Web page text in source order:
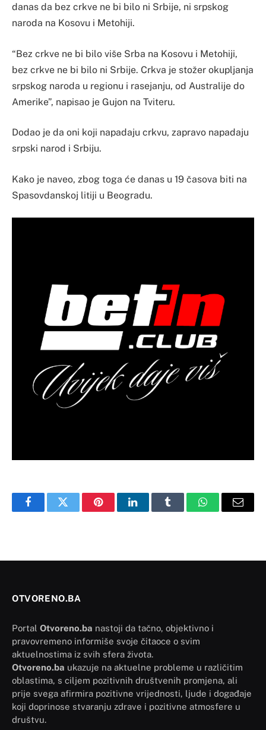
danas da bez crkve ne bi bilo ni Srbije, ni srpskog
naroda na Kosovu i Metohiji.
“Bez crkve ne bi bilo više Srba na Kosovu i Metohiji,
bez crkve ne bi bilo ni Srbije. Crkva je stožer okupljanja
srpskog naroda u regionu i rasejanju, od Australije do
Amerike”, napisao je Gujon na Tviteru.
Dodao je da oni koji napadaju crkvu, zapravo napadaju
srpski narod i Srbiju.
Kako je naveo, zbog toga će danas u 19 časova biti na
Spasovdanskoj litiji u Beogradu.
FacebookTwitter PinterestLinkedInTumblr WhatsAppEmail
OTVORENO.BA
Portal Otvoreno.ba nastoji da tačno, objektivno i
pravovremeno informiše svoje čitaoce o svim
aktuelnostima iz svih sfera života.
Otvoreno.ba ukazuje na aktuelne probleme u različitim
oblastima, s ciljem pozitivnih društvenih promjena, ali
prije svega afirmira pozitivne vrijednosti, ljude i događaje
koji doprinose stvaranju zdrave i pozitivne atmosfere u
društvu.